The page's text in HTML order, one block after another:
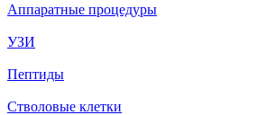
Аппаратные процедуры
УЗИ
Пептиды
Стволовые клетки